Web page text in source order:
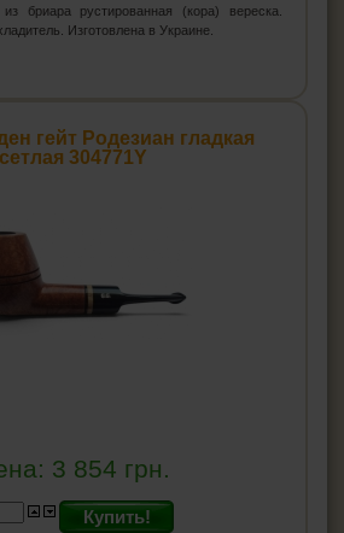
бриара рустированная (кора) вереска.
Изготовлена в Украине.
гейт Родезиан гладкая
сетлая 304771Y
3 854 грн.
Купить!